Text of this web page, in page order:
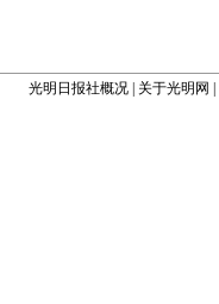
光明日报社概况 关于光明网